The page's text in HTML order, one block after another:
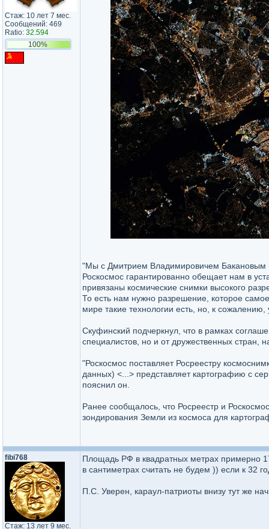
Стаж: 10 лет 7 мес.
Сообщений: 469
Ratio: 32.594
100%
"Мы с Дмитрием Владимировичем Бакановым
Роскосмос гарантированно обещает нам в
привязаны космические снимки высокого
То есть нам нужно разрешение, которое
мире такие технологии есть, но, к
Скуфинский подчеркнул, что в рамках
специалистов, но и от дружественных стран,
"Роскосмос поставляет Росреестру
данных) <...> представляет картографию с
пояснил он.
Ранее сообщалось, что Росреестр и
зондирования Земли из космоса для
fibi768
Стаж: 13 лет 9 мес.
Площадь РФ в квадратных метрах примерно
в сантиметрах считать не будем )) если к 32
П.С. Уверен, караул-патриоты внизу тут же